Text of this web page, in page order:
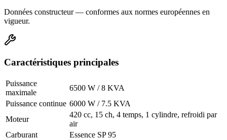
Données constructeur — conformes aux normes européennes en
vigueur.
Caractéristiques principales
Puissance
maximale
6500 W / 8 KVA
Puissance continue 6000 W / 7.5 KVA
Moteur
420 cc, 15 ch, 4 temps, 1 cylindre, refroidi par
air
Carburant
Essence SP 95